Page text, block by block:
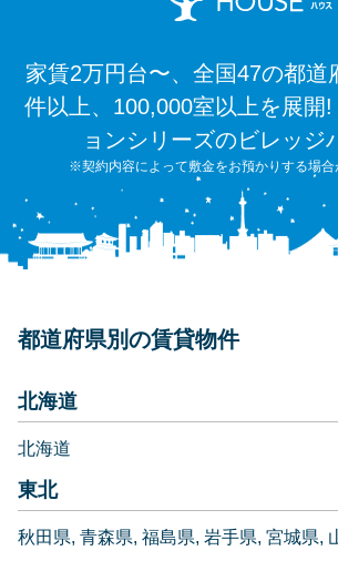
家賃2万円台〜、全国47の都道
件以上、100,000室以上を展開
ョンシリーズのビレッジ
※契約内容によって敷金をお預かりする場合
都道府県別の賃貸物件
北海道
北海道
東北
秋田県 青森県 福島県 岩手県 宮城県